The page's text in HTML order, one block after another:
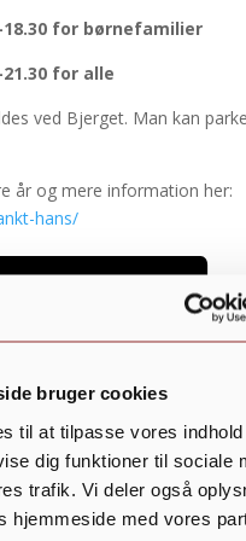
bruger cookies
til at tilpasse vores indhold
dig funktioner til sociale
trafik. Vi deler også
hjemmeside med vores
18.30 for børnefamilier
21.30 for alle
ved Bjerget. Man kan
år og mere information her:
hans/